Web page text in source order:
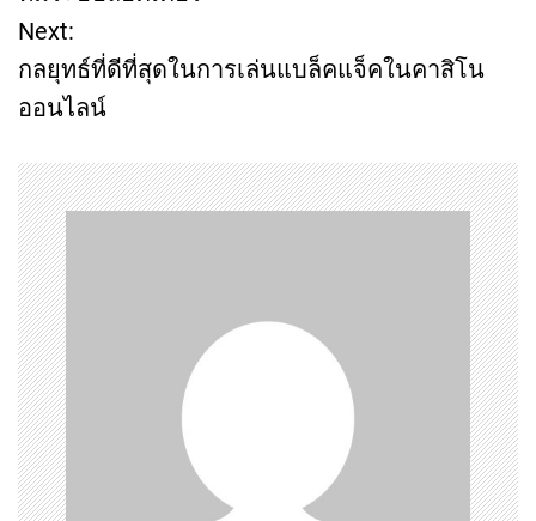
s
t
n
a
v
i
g
a
t
Next:
กลยุทธ์ที่ดีที่สุดในการเล่นแบล็คแจ็คในคาสิโน
ออนไลน์